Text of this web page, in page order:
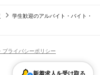
郡阿蘇郡上益城郡八代郡
バー（BAR）・バーテンダー
長・マネージャー）
髪型・髪色自由
学生歓迎のアルバイト・バイト・
新着求人を受け取る
プライバシーポリシー